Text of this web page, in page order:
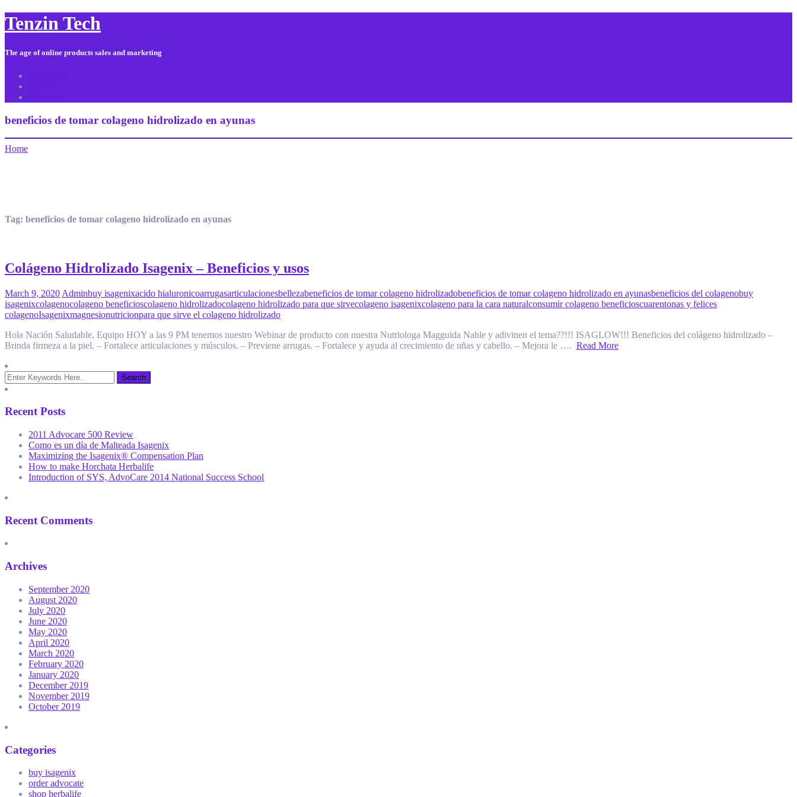
Tenzin Tech
The age of online products sales and marketing
beneficios de tomar colageno hidrolizado en ayunas
Home
Tag: beneficios de tomar colageno hidrolizado en ayunas
Colágeno Hidrolizado Isagenix – Beneficios y usos
March 9, 2020 Adminbuy isagenixacido hialuronicoarrugasarticulacionesbellezabeneficios de tomar colageno hidrolizadobeneficios de tomar colageno hidrolizado en ayunasbeneficios del colagenobuy
isagenixcolagenocolageno beneficioscolageno hidrolizadocolageno hidrolizado para que sirvecolageno isagenixcolageno para la cara naturalconsumir colageno beneficioscuarentonas y felices
colagenoIsagenixmagnesionutricionpara que sirve el colageno hidrolizado
Hola Nación Saludable, Equipo HOY a las 9 PM tenemos nuestro Webinar de producto con nuestra Nutriologa Magguida Nahle y adivinen el tema??!!! ISAGLOW!!! Beneficios del colágeno hidrolizado –
Brinda firmeza a la piel. – Fortalece articulaciones y músculos. – Previene arrugas. – Fortalece y ayuda al crecimiento de uñas y cabello. – Mejora le …. Read More
Recent Posts
2011 Advocare 500 Review
Como es un día de Malteada Isagenix
Maximizing the Isagenix® Compensation Plan
How to make Horchata Herbalife
Introduction of SYS, AdvoCare 2014 National Success School
Recent Comments
Archives
September 2020
August 2020
July 2020
June 2020
May 2020
April 2020
March 2020
February 2020
January 2020
December 2019
November 2019
October 2019
Categories
buy isagenix
order advocate
shop herbalife